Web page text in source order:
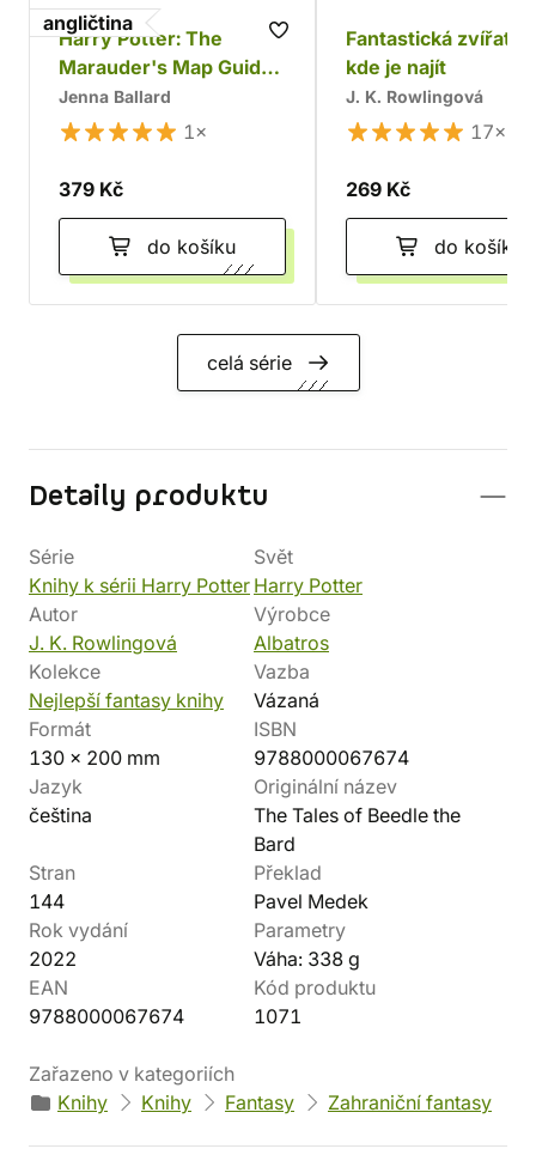
angličtina
Harry Potter: The
Marauder's Map Guide
to Hogwarts
Jenna Ballard
1×
379 Kč
do košíku
Fantastická zvířata a
kde je najít
J. K. Rowlingová
17×
269 Kč
do košíku
celá série
Detaily produktu
Série
Knihy k sérii Harry Potter
Svět
Harry Potter
Autor
J. K. Rowlingová
Výrobce
Albatros
Kolekce
Nejlepší fantasy knihy
Vazba
Vázaná
Formát
130 x 200 mm
ISBN
9788000067674
Jazyk
čeština
Originální název
The Tales of Beedle the
Bard
Stran
144
Překlad
Pavel Medek
Rok vydání
2022
Parametry
Váha: 338 g
EAN
9788000067674
Kód produktu
1071
Zařazeno v kategoriích
Knihy
Knihy Fantasy Zahraniční fantasy